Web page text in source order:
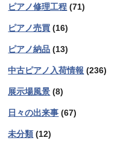
ピアノ修理工程 (71)
ピアノ売買 (16)
ピアノ納品 (13)
中古ピアノ入荷情報 (236)
展示場風景 (8)
日々の出来事 (67)
未分類 (12)